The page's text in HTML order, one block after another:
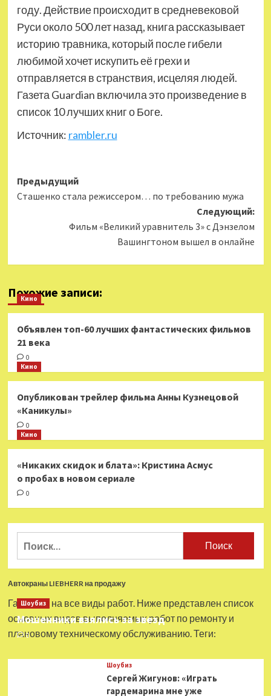
году. Действие происходит в средневековой
Руси около 500 лет назад, книга рассказывает
историю травника, который после гибели
любимой хочет искупить её грехи и
отправляется в странствия, исцеляя людей.
Газета Guardian включила это произведение в
список 10 лучших книг о Боге.
Источник: rambler.ru
Навигация
записи
Предыдущий
Сташенко стала режиссером… по требованию мужа
Следующий:
Фильм «Великий уравнитель 3» с Дэнзелом
Вашингтоном вышел в онлайне
Похожие записи:
Кино
Объявлен топ-60 лучших фантастических фильмов
21 века
0
Кино
Опубликован трейлер фильма Анны Кузнецовой
«Каникулы»
0
Кино
«Никаких скидок и блата»: Кристина Асмус
о пробах в новом сериале
0
Автокраны LIEBHERR на продажу
Гарантия на все виды работ. Ниже представлен список
основных видов выполняемых работ по ремонту и
плановому техническому обслуживанию. Теги:
Шоубиз
Мошенники взялись за звезд
0
Шоубиз
Сергей Жигунов: «Играть
гардемарина мне уже